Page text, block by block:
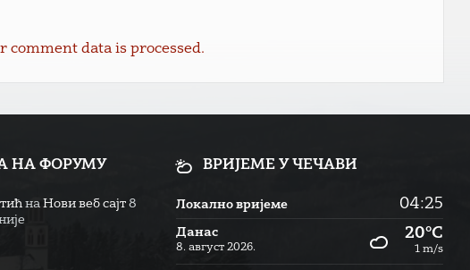
comment data is processed.
НА ФОРУМУ
на Нови веб сајт 8
ВРИЈЕМЕ У ЧЕЧАВИ
Локално вријеме 04:25
Данас
8. август 2026.
20°C
1 m/s